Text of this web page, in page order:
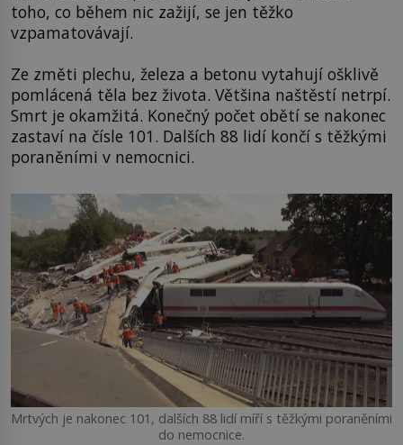
toho, co během nic zažijí, se jen těžko
vzpamatovávají.
Ze změti plechu, železa a betonu vytahují ošklivě
pomlácená těla bez života. Většina naštěstí netrpí.
Smrt je okamžitá. Konečný počet obětí se nakonec
zastaví na čísle 101. Dalších 88 lidí končí s těžkými
poraněními v nemocnici.
Mrtvých je nakonec 101, dalších 88 lidí míří s těžkými poraněními
do nemocnice.